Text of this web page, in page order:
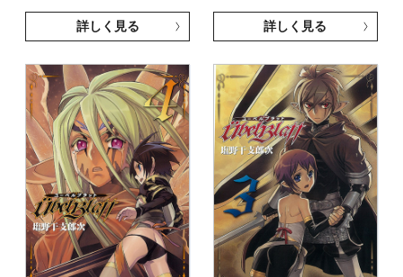
詳しく見る 詳しく見る